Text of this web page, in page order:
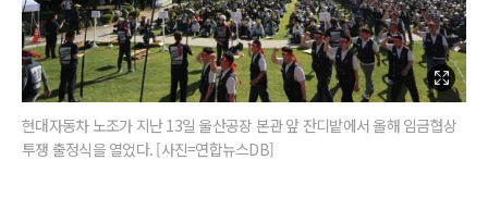
현대자동차 노조가 지난 13일 울산공장 본관 앞 잔디밭에서 올해 임금협상
투쟁 출정식을 열었다. [사진=연합뉴스DB]